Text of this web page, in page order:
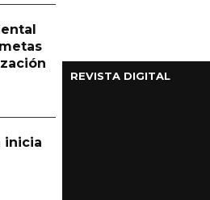
inicia
REVISTA DIGITAL